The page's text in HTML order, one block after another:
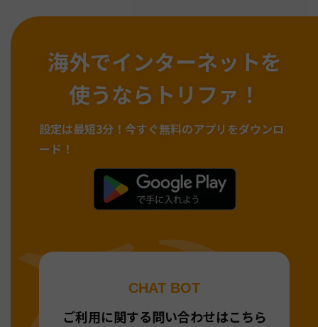
海外でインターネットを
使うならトリファ！
設定は最短3分！ 今すぐ無料のアプリをダウンロ
ード！
CHAT BOT
ご利用に関する問い合わせはこちら